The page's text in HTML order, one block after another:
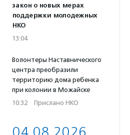
закон о новых мерах
поддержки молодежных
НКО
13:04
Волонтеры Наставнического
центра преобразили
территорию дома ребенка
при колонии в Можайске
10:32 · Прислано НКО